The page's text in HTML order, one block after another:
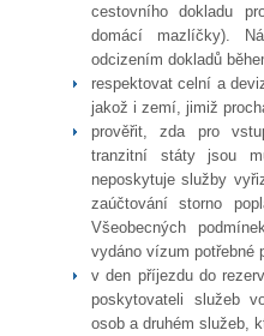
cestovního dokladu
domácí mazlíčky).
odcizením dokladů
respektovat celní a
jakož i zemí, jimiž
prověřit, zda pro
tranzitní státy jsou
neposkytuje služby
zaúčtování storno
Všeobecných
vydáno vízum potřebné
v den příjezdu do
poskytovateli služeb
osob a druhém služeb,